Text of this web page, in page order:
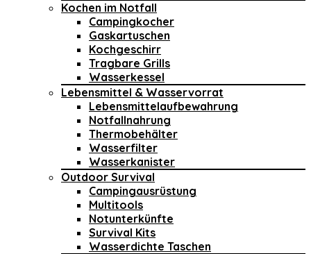
Kochen im Notfall
Campingkocher
Gaskartuschen
Kochgeschirr
Tragbare Grills
Wasserkessel
Lebensmittel & Wasservorrat
Lebensmittelaufbewahrung
Notfallnahrung
Thermobehälter
Wasserfilter
Wasserkanister
Outdoor Survival
Campingausrüstung
Multitools
Notunterkünfte
Survival Kits
Wasserdichte Taschen